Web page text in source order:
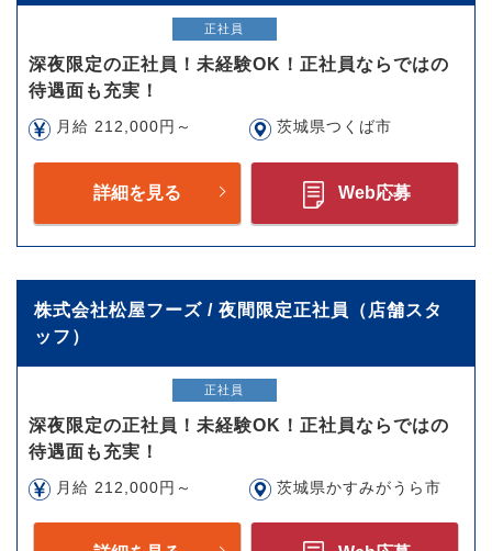
正社員
深夜限定の正社員！未経験OK！正社員ならではの
待遇面も充実！
月給 212,000円～ 茨城県つくば市
詳細を見る Web応募
株式会社松屋フーズ / 夜間限定正社員（店舗スタ
ッフ）
正社員
深夜限定の正社員！未経験OK！正社員ならではの
待遇面も充実！
月給 212,000円～ 茨城県かすみがうら市